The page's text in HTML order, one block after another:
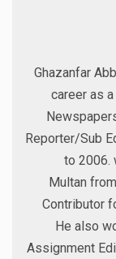
Ghazanfar
career as
Reporter/Sub
to 2006.
Multan
Contributor
He also
Assignment